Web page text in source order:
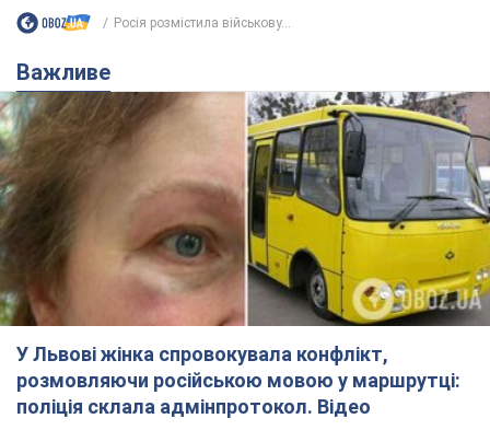
Росія розмістила військову...
Важливе
У Львові жінка спровокувала конфлікт,
розмовляючи російською мовою у маршрутці:
поліція склала адмінпротокол. Відео